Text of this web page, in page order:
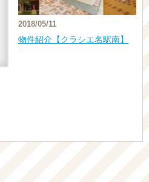
2018/05/11
物件紹介【クラシエ名駅南】